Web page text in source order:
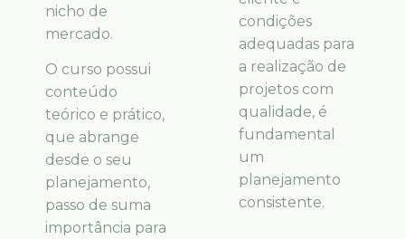
nicho de
mercado.
O curso possui
conteúdo
teórico e prático,
que abrange
desde o seu
planejamento,
passo de suma
importância para
condições
adequadas para
a realização de
projetos com
qualidade, é
fundamental
um
planejamento
consistente.